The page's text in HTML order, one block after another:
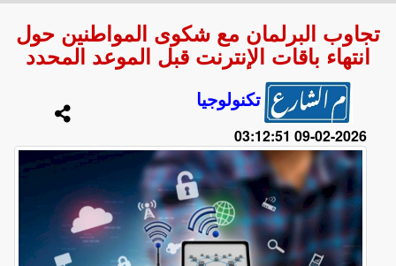
تجاوب البرلمان مع شكوى المواطنين حول
انتهاء باقات الإنترنت قبل الموعد المحدد
تكنولوجيا
2026-02-09 03:12:51